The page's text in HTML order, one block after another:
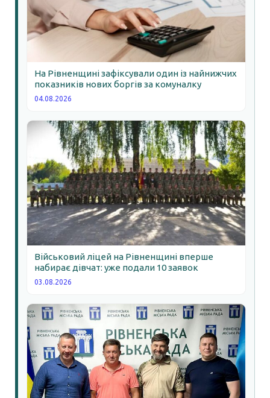
На Рівненщині зафіксували один із найнижчих
показників нових боргів за комуналку
04.08.2026
Військовий ліцей на Рівненщині вперше
набирає дівчат: уже подали 10 заявок
03.08.2026